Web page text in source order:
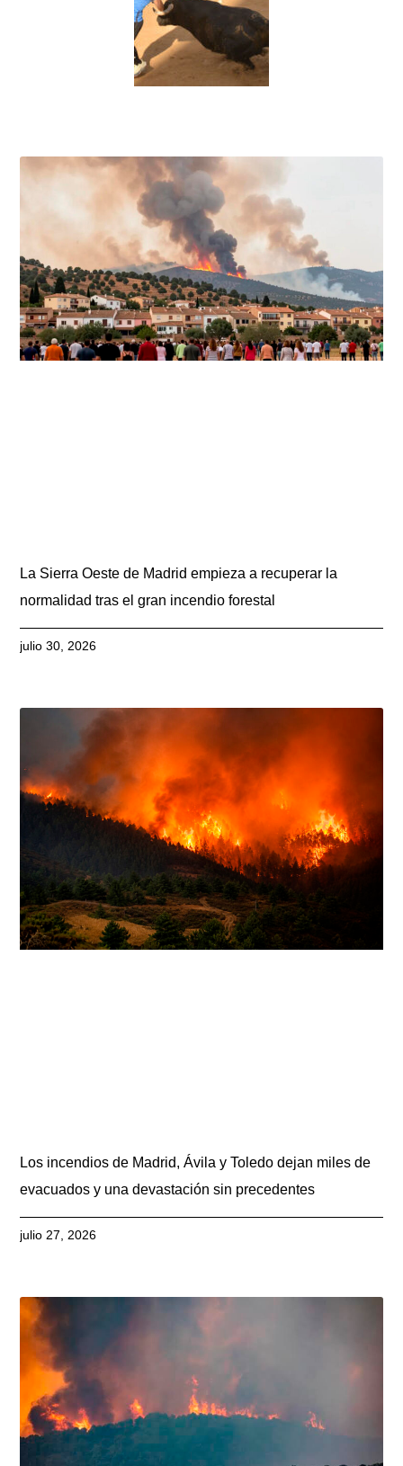
La Sierra Oeste de Madrid empieza a recuperar la
normalidad tras el gran incendio forestal
julio 30, 2026
Los incendios de Madrid, Ávila y Toledo dejan miles de
evacuados y una devastación sin precedentes
julio 27, 2026